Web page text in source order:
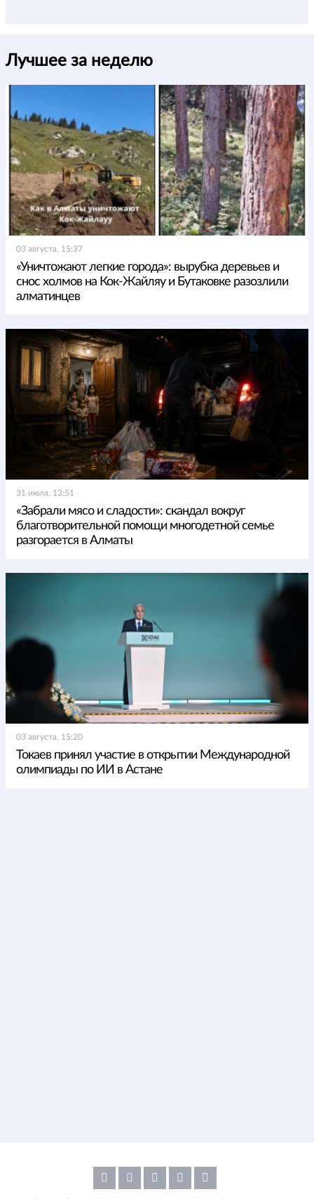
Лучшее за неделю
03 августа, 15:37
«Уничтожают легкие города»: вырубка деревьев и
снос холмов на Кок-Жайляу и Бутаковке разозлили
алматинцев
31 июля, 13:51
«Забрали мясо и сладости»: скандал вокруг
благотворительной помощи многодетной семье
разгорается в Алматы
03 августа, 15:20
Токаев принял участие в открытии Международной
олимпиады по ИИ в Астане